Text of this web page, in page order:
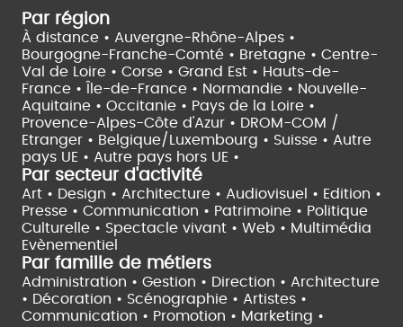
Par région
À distance • Auvergne-Rhône-Alpes •
Bourgogne-Franche-Comté • Bretagne • Centre-
Val de Loire • Corse • Grand Est • Hauts-de-
France •
Île-de-France • Normandie • Nouvelle-
Aquitaine • Occitanie • Pays de la Loire •
Provence-Alpes-Côte d'Azur • DROM-COM /
Etranger • Belgique/Luxembourg • Suisse • Autre
pays UE • Autre pays hors UE •
Par secteur d'activité
Art • Design • Architecture • Audiovisuel • Edition •
Presse • Communication • Patrimoine • Politique
Culturelle • Spectacle vivant • Web • Multimédia
Evènementiel
Par famille de métiers
Administration • Gestion • Direction • Architecture
• Décoration • Scénographie • Artistes •
Communication • Promotion • Marketing •